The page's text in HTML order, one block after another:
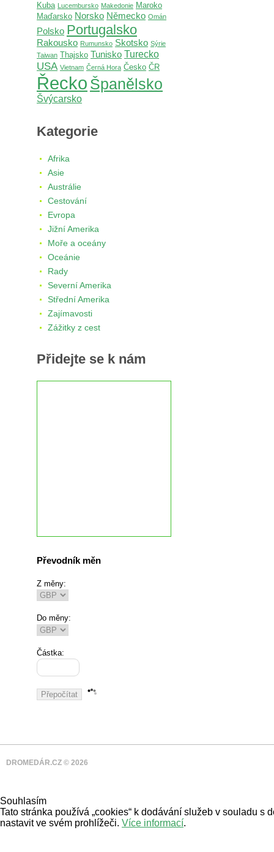
Kuba Lucembursko Makedonie Maroko
Maďarsko Norsko Německo Omán
Polsko Portugalsko
Rakousko Rumunsko Skotsko Sýrie
Taiwan Thajsko Tunisko Turecko
USA Vietnam Černá Hora Česko ČR
Řecko Španělsko
Švýcarsko
Kategorie
Afrika
Asie
Austrálie
Cestování
Evropa
Jižní Amerika
Moře a oceány
Oceánie
Rady
Severní Amerika
Střední Amerika
Zajímavosti
Zážitky z cest
Přidejte se k nám
Převodník měn
Z měny:
Do měny:
Částka:
DROMEDÁR.CZ © 2026
Souhlasím
Tato stránka používá „cookies“ k dodávání služeb v souladu s
nastavit ve svém prohlížeči. Více informací.